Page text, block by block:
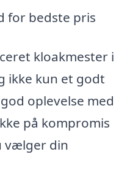
for bedste pris
kloakmester i
ikke kun et godt
oplevelse med
på kompromis
vælger din